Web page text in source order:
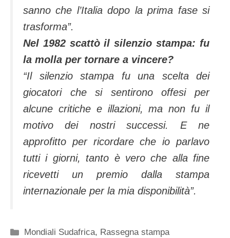
sanno che l’Italia dopo la prima fase si
trasforma”.
Nel 1982 scattò il silenzio stampa: fu
la molla per tornare a vincere?
“Il silenzio stampa fu una scelta dei
giocatori che si sentirono offesi per
alcune critiche e illazioni, ma non fu il
motivo dei nostri successi. E ne
approfitto per ricordare che io parlavo
tutti i giorni, tanto è vero che alla fine
ricevetti un premio dalla stampa
internazionale per la mia disponibilità”.
Categorie
Mondiali Sudafrica, Rassegna stampa